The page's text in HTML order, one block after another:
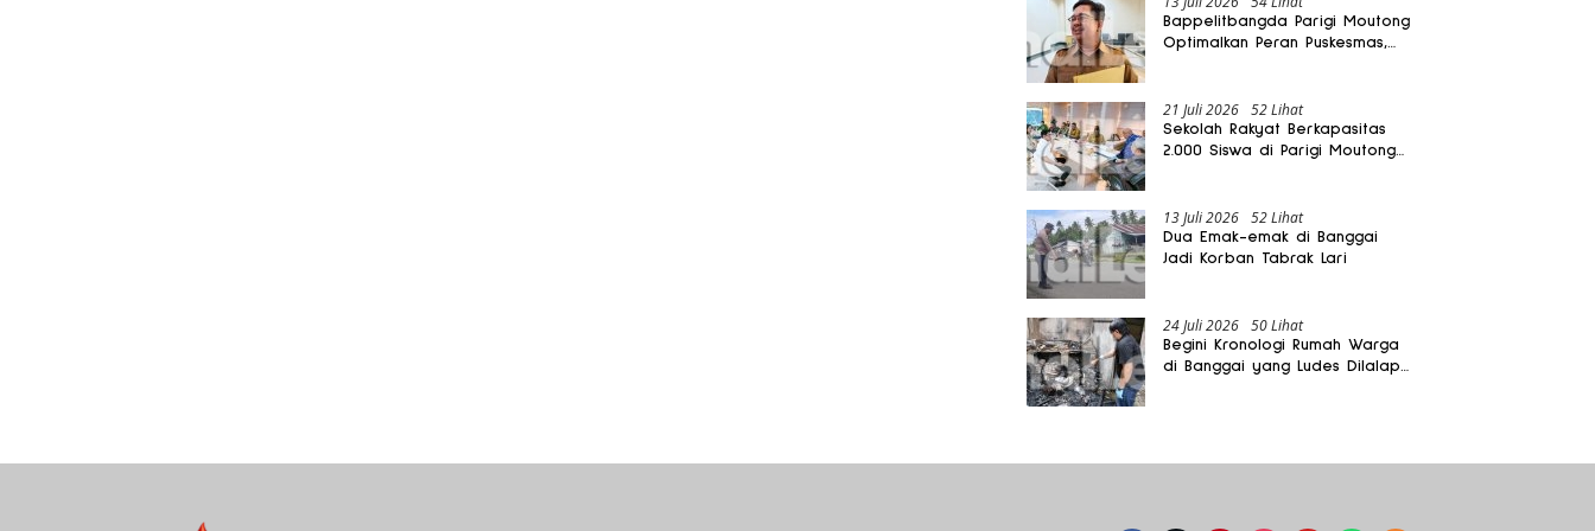
Bappelitbangda Parigi Moutong
Optimalkan Peran Puskesmas,
21 Juli 2026 52 Lihat
Sekolah Rakyat Berkapasitas
2.000 Siswa di Parigi Moutong
13 Juli 2026 52 Lihat
Dua Emak-emak di Banggai
Jadi Korban Tabrak Lari
24 Juli 2026 50 Lihat
Begini Kronologi Rumah Warga
di Banggai yang Ludes Dilalap